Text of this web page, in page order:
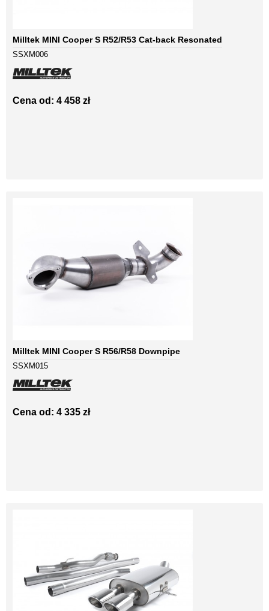
Milltek MINI Cooper S R52/R53 Cat-back Resonated
SSXM006
Cena od: 4 458 zł
Milltek MINI Cooper S R56/R58 Downpipe
SSXM015
Cena od: 4 335 zł